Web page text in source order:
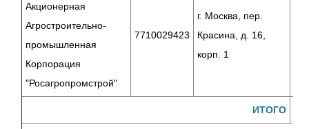
Акционерная
Агростроительно-
промышленная
Корпорация
"Росагропромстрой"
7710029423
г. Москва, пер.
Красина, д. 16,
корп. 1
ИТОГО